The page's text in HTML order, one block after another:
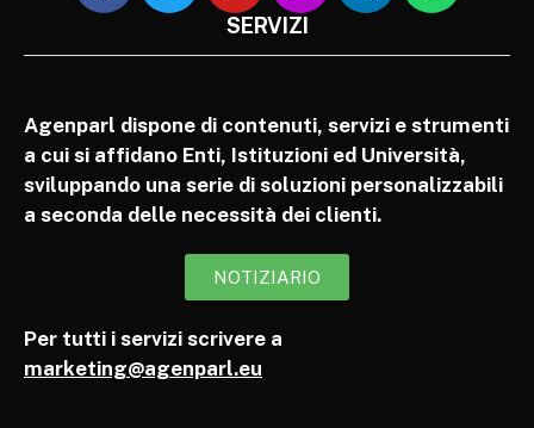
SERVIZI
Agenparl dispone di contenuti, servizi e strumenti
a cui si affidano Enti, Istituzioni ed Università,
sviluppando una serie di soluzioni personalizzabili
a seconda delle necessità dei clienti.
NOTIZIARIO
Per tutti i servizi scrivere a
marketing@agenparl.eu